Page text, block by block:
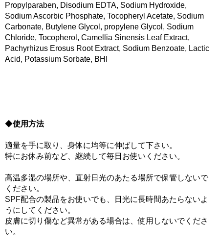
Propylparaben, Disodium EDTA, Sodium Hydroxide,
Sodium Ascorbic Phosphate, Tocopheryl Acetate, Sodium
Carbonate, Butylene Glycol, propylene Glycol, Sodium
Chloride, Tocopherol, Camellia Sinensis Leaf Extract,
Pachyrhizus Erosus Root Extract, Sodium Benzoate, Lactic
Acid, Potassium Sorbate, BHI
◆使用方法
適量を手に取り、身体に均等に伸ばして下さい。
特にお休み前など、継続して毎日お使いください。
高温多湿の場所や、直射日光のあたる場所で保管しないで
ください。
SPF配合の製品をお使いでも、日光に長時間あたらないよ
うにしてください。
皮膚に切り傷など異常がある場合は、使用しないでくださ
い。